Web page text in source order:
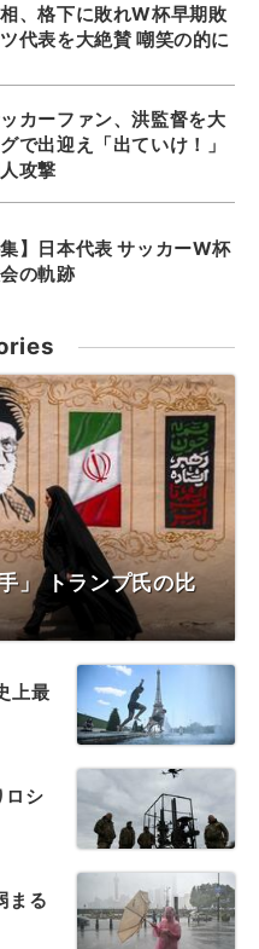
、格下に敗れW杯早期敗
代表を大絶賛 嘲笑の的に
カーファン、洪監督を大
で出迎え「出ていけ！」
攻撃
集】日本代表 サッカーW杯
の軌跡
」 トランプ氏の比
上最
ロシ
まる